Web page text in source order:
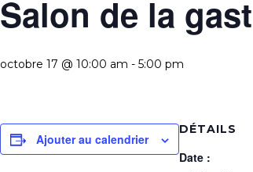
Salon de la
octobre 17 @ 10:00 am - 5:00 pm
Ajouter au calendrier
DÉTAILS
Date :